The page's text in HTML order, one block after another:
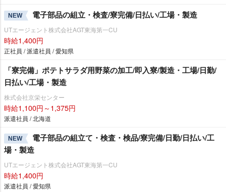
NEW 電子部品の組立・検査/寮完備/日払い/工場・製造
UTエージェント株式会社AGT東海第一CU
時給1,400円
正社員 / 派遣社員 / 愛知県
「寮完備」ポテトサラダ用野菜の加工/即入寮/製造・工場/日勤/
日払い/工場・製造
株式会社京栄センター
時給1,100円～1,375円
派遣社員 / 北海道
NEW
電子部品の組立て・検査・検品/寮完備/日勤/日払い/工
場・製造
UTエージェント株式会社AGT東海第一CU
時給1,400円
派遣社員 / 愛知県